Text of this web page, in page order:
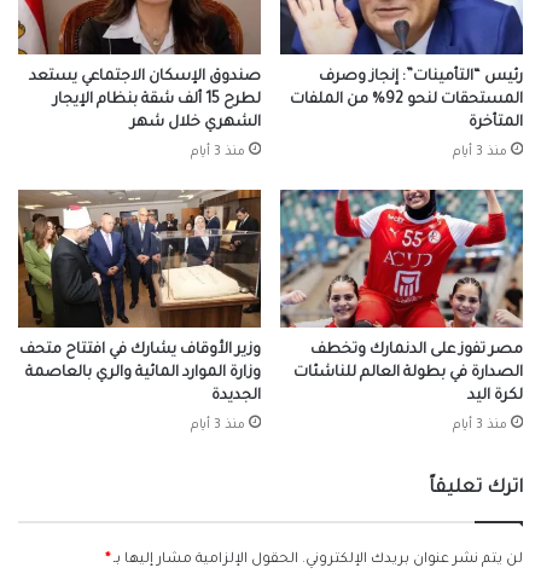
رئيس “التأمينات”: إنجاز وصرف
المستحقات لنحو 92% من الملفات
المتأخرة
منذ 3 أيام
صندوق الإسكان الاجتماعي يستعد
لطرح 15 ألف شقة بنظام الإيجار
الشهري خلال شهر
منذ 3 أيام
مصر تفوز على الدنمارك وتخطف
الصدارة في بطولة العالم للناشئات
لكرة اليد
منذ 3 أيام
وزير الأوقاف يشارك في افتتاح متحف
وزارة الموارد المائية والري بالعاصمة
الجديدة
منذ 3 أيام
اترك تعليقاً
لن يتم نشر عنوان بريدك الإلكتروني. الحقول الإلزامية مشار إليها بـ*